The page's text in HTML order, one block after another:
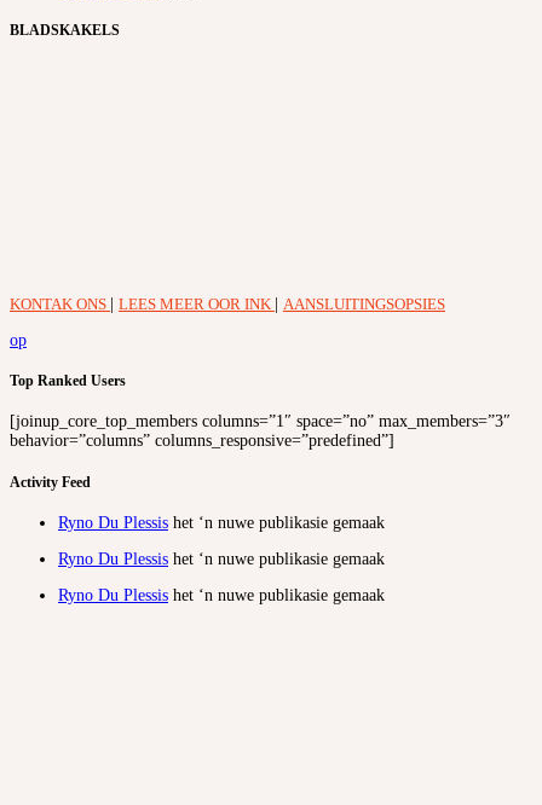
BLADSKAKELS
KONTAK ONS | LEES MEER OOR INK | AANSLUITINGSOPSIES
op
Top Ranked Users
[joinup_core_top_members columns=”1″ space=”no” max_members=”3″
behavior=”columns” columns_responsive=”predefined”]
Activity Feed
Ryno Du Plessis het ‘n nuwe publikasie gemaak
Ryno Du Plessis het ‘n nuwe publikasie gemaak
Ryno Du Plessis het ‘n nuwe publikasie gemaak